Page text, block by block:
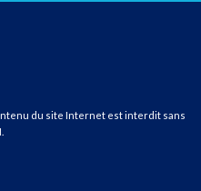
du site Internet est interdit sans